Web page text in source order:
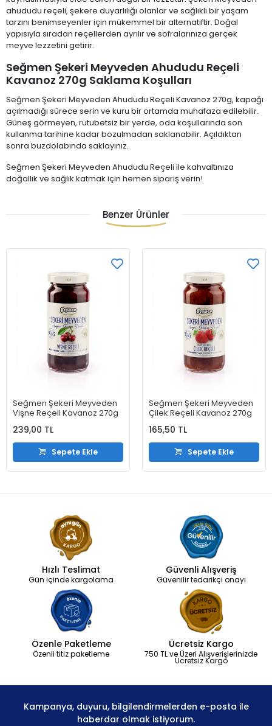
ahududu reçeli, şekere duyarlılığı olanlar ve sağlıklı bir yaşam
tarzını benimseyenler için mükemmel bir alternatiftir. Doğal
yapısıyla sıradan reçellerden ayrılır ve sofralarınıza gerçek
meyve lezzetini getirir.
Seğmen Şekeri Meyveden Ahududu Reçeli
Kavanoz 270g Saklama Koşulları
Seğmen Şekeri Meyveden Ahududu Reçeli Kavanoz 270g, kapağı
açılmadığı sürece serin ve kuru bir ortamda muhafaza edilebilir.
Güneş görmeyen, rutubetsiz bir yerde, oda koşullarında son
kullanma tarihine kadar bozulmadan saklanabilir. Açıldıktan
sonra buzdolabında saklayınız.
Seğmen Şekeri Meyveden Ahududu Reçeli ile kahvaltınıza
doğallık ve sağlık katmak için hemen sipariş verin!
Benzer Ürünler
Seğmen Şekeri Meyveden
Vişne Reçeli Kavanoz 270g
239,00 TL
Sepete Ekle
Seğmen Şekeri Meyveden
Çilek Reçeli Kavanoz 270g
165,50 TL
Sepete Ekle
Hızlı Teslimat
Gün içinde kargolama
Güvenli Alışveriş
Güvenilir tedarikçi onayı
Özenle Paketleme
Özenli titiz paketleme
Ücretsiz Kargo
750 TL ve Üzeri Alışverişlerinizde
Ücretsiz Kargo
Kampanya, duyuru, bilgilendirmelerden e-posta ile
haberdar olmak istiyorum.